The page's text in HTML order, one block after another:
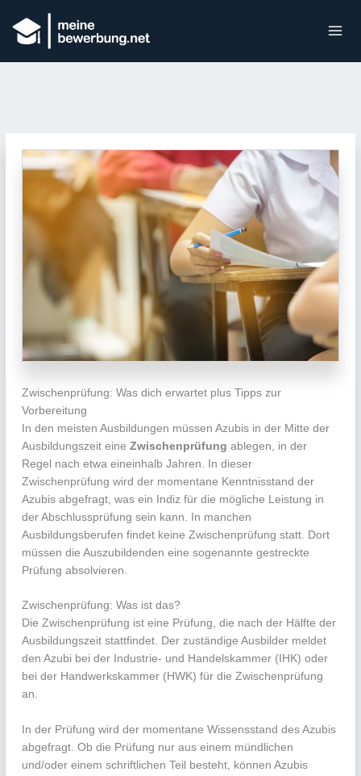
Zwischenprüfung: Was dich erwartet plus Tipps zur
Vorbereitung
In den meisten Ausbildungen müssen Azubis in der Mitte der
Ausbildungszeit eineZwischenprüfung ablegen, in der
Regel nach etwa eineinhalb Jahren. In dieser
Zwischenprüfung wird der momentane Kenntnisstand der
Azubis abgefragt, was ein Indiz für die mögliche Leistung in
der Abschlussprüfung sein kann. In manchen
Ausbildungsberufen findet keine Zwischenprüfung statt. Dort
müssen die Auszubildenden eine sogenannte gestreckte
Prüfung absolvieren.
Zwischenprüfung: Was ist das?
Die Zwischenprüfung ist eine Prüfung, die nach der Hälfte der
Ausbildungszeit stattfindet. Der zuständige Ausbilder meldet
den Azubi bei der Industrie- und Handelskammer (IHK) oder
bei der Handwerkskammer (HWK) für die Zwischenprüfung
an.
In der Prüfung wird der momentane Wissensstand des Azubis
abgefragt. Ob die Prüfung nur aus einem mündlichen
und/oder einem schriftlichen Teil besteht, können Azubis